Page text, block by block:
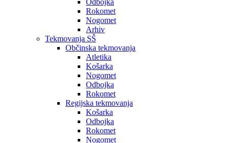
Odbojka
Rokomet
Nogomet
Arhiv
Tekmovanja SŠ
Občinska tekmovanja
Atletika
Košarka
Nogomet
Odbojka
Rokomet
Regijska tekmovanja
Košarka
Odbojka
Rokomet
Nogomet